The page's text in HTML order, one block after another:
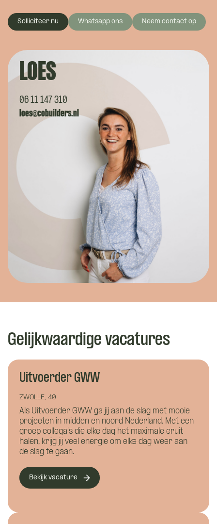
Solliciteer nu Whatsapp ons Neem contact op
LOES
06 11 147 310
loes@cobuilders.nl
Gelijkwaardige vacatures
Uitvoerder GWW
ZWOLLE, 40
Als Uitvoerder GWW ga jij aan de slag met mooie
projecten in midden en noord Nederland. Met een
groep collega’s die elke dag het maximale eruit
halen, krijg jij veel energie om elke dag weer aan
de slag te gaan.
Bekijk vacature
Wil je alvast wat kwijt?
Hoe kunnen we je bereiken?
Namens welk bedrijf neem je contact op?
Wat is je telefoonnummer?*